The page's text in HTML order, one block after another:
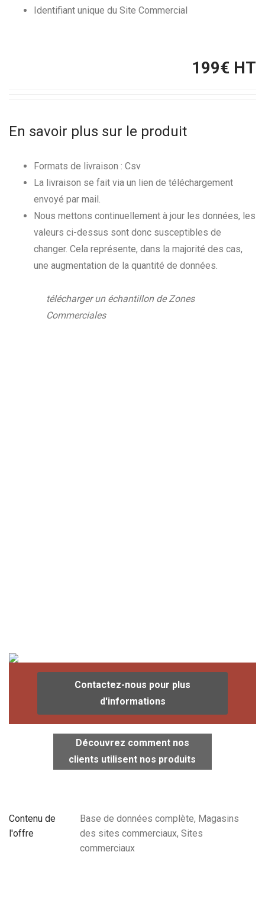
Identifiant unique du Site Commercial
199€ HT
En savoir plus sur le produit
Formats de livraison : Csv
La livraison se fait via un lien de téléchargement
envoyé par mail.
Nous mettons continuellement à jour les données, les
valeurs ci-dessus sont donc susceptibles de
changer. Cela représente, dans la majorité des cas,
une augmentation de la quantité de données.
télécharger un échantillon de Zones
Commerciales
Contactez-nous pour plus
d'informations
Découvrez comment nos
clients utilisent nos produits
Contenu de
l'offre
Base de données complète, Magasins
des sites commerciaux, Sites
commerciaux